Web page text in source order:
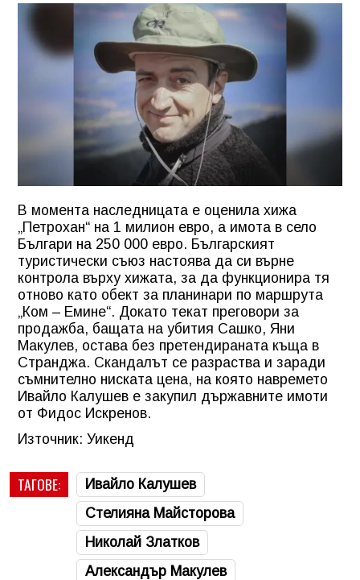
В момента наследницата е оценила хижа
„Петрохан“ на 1 милион евро, а имота в село
Българи на 250 000 евро. Българският
туристически съюз настоява да си върне
контрола върху хижата, за да функционира тя
отново като обект за планинари по маршрута
„Ком – Емине“. Докато текат преговори за
продажба, бащата на убития Сашко, Яни
Макулев, остава без претендираната къща в
Странджа. Скандалът се разраства и заради
съмнително ниската цена, на която навремето
Ивайло Калушев е закупил държавните имоти
от Фидос Искренов.
Източник: Уикенд
ТАГОВЕ:
Ивайло Калушев
Стелияна Майсторова
Николай Златков
Александър Макулев